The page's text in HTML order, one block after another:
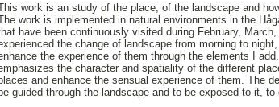
work is an study of the place, of the landscape and
work is implemented in natural environments in the
have been continuously visited during February,
the change of landscape from morning to
the experience of them through the elements I
the character and spatiality of the different
and enhance the sensual experience of them. The
be guided through the landscape and to be exposed to it,